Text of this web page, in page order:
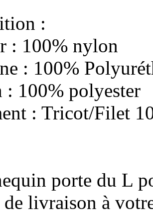
:
: 100% nylon
: 100%
: 100% polyester
: Tricot/Filet
porte du L
de livraison à